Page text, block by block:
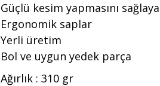
Güçlü kesim yapmasını
Ergonomik saplar
Yerli üretim
Bol ve uygun yedek parça
Ağırlık : 310 gr